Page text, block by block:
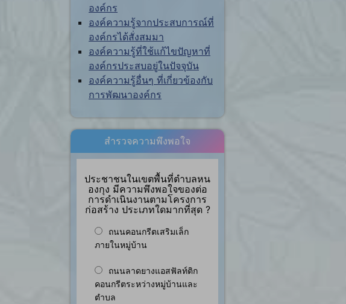
องค์กร
องค์ความรู้จากประสบการณ์ที่
องค์กรได้สั่งสมมา
องค์ความรู้ที่ใช้แก้ไขปัญหาที่
องค์กรประสบอยู่ในปัจจุบัน
องค์ความรู้อื่นๆ ที่เกี่ยวข้องกับ
การพัฒนาองค์กร
สำรวจความพึงพอใจ
ประชาชนในเขตพื้นที่ตำบลหน
องกุง มีความพึงพอใจของต่อ
การดำเนินงานตามโครงการ
ก่อสร้าง ประเภทใดมากที่สุด ?
ถนนคอนกรีตเสริมเล็ก
ภายในหมู่บ้าน
ถนนลาดยางแอสฟัลท์ติก
คอนกรีตระหว่างหมู่บ้านและ
ตำบล